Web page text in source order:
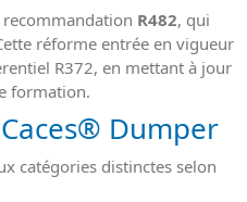
R482, qui
réforme entrée en vigueur
R372, en mettant à jour
formation.
® Dumper
catégories distinctes selon